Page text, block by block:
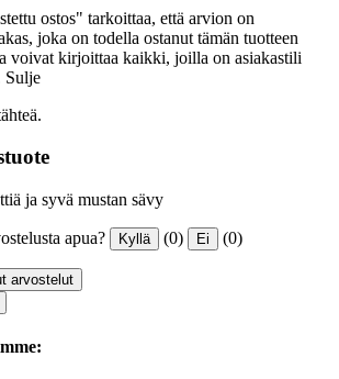
ostos" tarkoittaa, että arvion on
joka on todella ostanut tämän tuotteen
voivat kirjoittaa kaikki, joilla on asiakastili
Sulje
ja syvä mustan sävy
apua? Kyllä (0) Ei (0)
arvostelut